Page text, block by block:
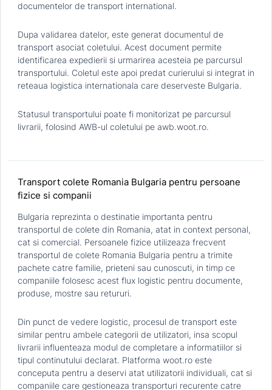
documentelor de transport international.
Dupa validarea datelor, este generat documentul de
transport asociat coletului. Acest document permite
identificarea expedierii si urmarirea acesteia pe parcursul
transportului. Coletul este apoi predat curierului si integrat in
reteaua logistica internationala care deserveste Bulgaria.
Statusul transportului poate fi monitorizat pe parcursul
livrarii, folosind AWB-ul coletului pe awb.woot.ro.
Transport colete Romania Bulgaria pentru persoane
fizice si companii
Bulgaria reprezinta o destinatie importanta pentru
transportul de colete din Romania, atat in context personal,
cat si comercial. Persoanele fizice utilizeaza frecvent
transportul de colete Romania Bulgaria pentru a trimite
pachete catre familie, prieteni sau cunoscuti, in timp ce
companiile folosesc acest flux logistic pentru documente,
produse, mostre sau retururi.
Din punct de vedere logistic, procesul de transport este
similar pentru ambele categorii de utilizatori, insa scopul
livrarii influenteaza modul de completare a informatiilor si
tipul continutului declarat. Platforma woot.ro este
conceputa pentru a deservi atat utilizatorii individuali, cat si
companiile care gestioneaza transporturi recurente catre